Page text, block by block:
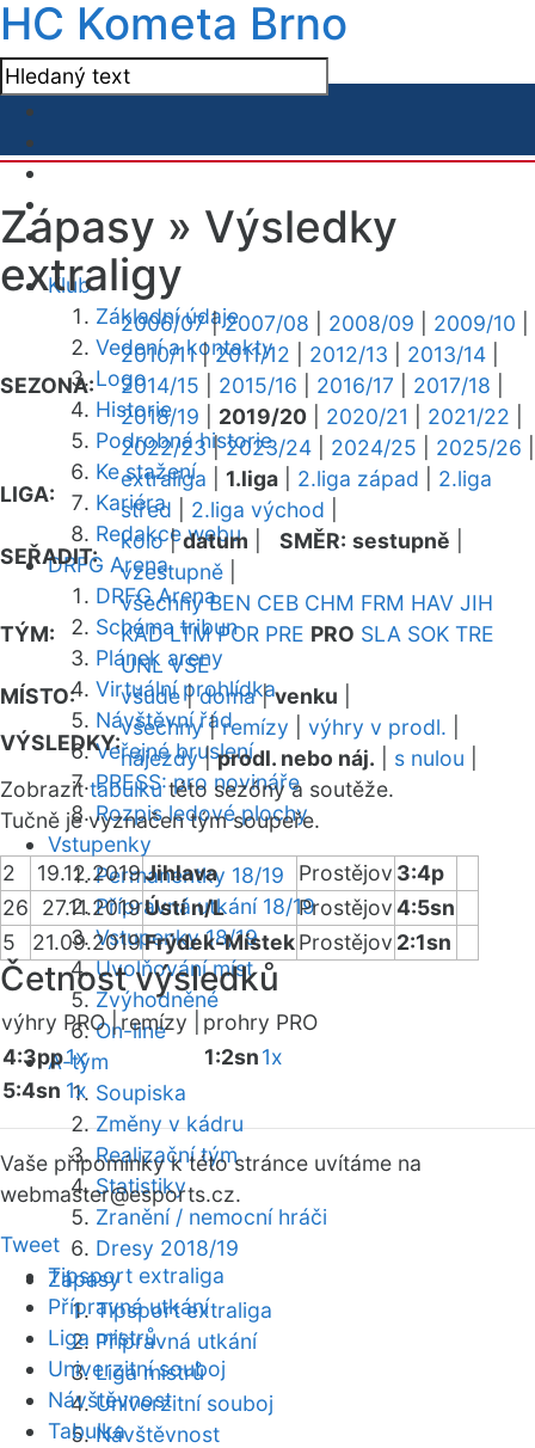
HC Kometa Brno
Klub
Základní údaje
Vedení a kontakty
Logo
Historie
Podrobná historie
Ke stažení
Kariéra
Redakce webu
DRFG Arena
DRFG Arena
Schéma tribun
Plánek areny
Virtuální prohlídka
Návštěvní řád
Veřejné bruslení
PRESS: pro novináře
Rozpis ledové plochy
Vstupenky
Permanentky 18/19
Přípravná utkání 18/19
Vstupenky 18/19
Uvolňování míst
Zvýhodněné
On-line
A-tým
Soupiska
Změny v kádru
Realizační tým
Statistiky
Zranění / nemocní hráči
Dresy 2018/19
Zápasy
Tipsport extraliga
Přípravná utkání
Liga mistrů
Univerzitní souboj
Návštěvnost
Zápasy » Výsledky
extraligy
SEZONA:
2006/07|2007/08 2008/09 2009/10
2010/11|2011/12 2012/13 2013/14
2014/15
2015/16 2016/17 2017/18
2018/19
2019/20 2020/21 2021/22
2022/23|2023/24 2024/25 2025/26
LIGA:
extraliga 1.liga 2.liga západ
2.liga
střed
2.liga východ
SEŘADIT:
kolo|datum SMĚR: sestupně
vzestupně
TÝM:
všechny BEN CEB CHM FRM HAV JIH
KAD LTM POR PRE PRO SLA SOK TRE
UNL VSE
MÍSTO:
všude|doma|venku
VÝSLEDKY:
všechny|remízy výhry v prodl.
nájezdy|prodl. nebo náj. s nulou
Zobrazittabulkutéto sezóny a soutěže.
Tučně je vyznačen tým soupeře.
2 19.12.2019Jihlava Prostějov 3:4p
26
27.11.2019Ústí n/L Prostějov4:5sn
5
21.09.2019Frýdek-MístekProstějov 2:1sn
Četnost výsledků
výhry PRO |remízy |
prohry PRO
4:3pp1x
5:4sn 1x
1:2sn1x
Vaše připomínky k této stránce uvítáme na
webmaster@esports.cz.
Tweet
Tipsport extraliga
Přípravná utkání
Liga mistrů
Univerzitní souboj
Návštěvnost
Tabulka